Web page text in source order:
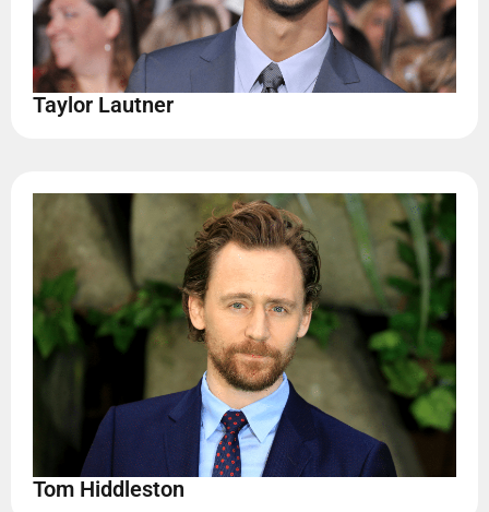
Taylor Lautner
Tom Hiddleston